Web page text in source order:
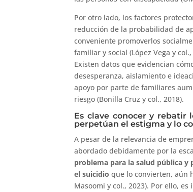
Por otro lado, los factores
reducción de la probabilidad de
conveniente promoverlos
familiar y social (López Vega y
Existen datos que evidencian
desesperanza, aislamiento e
apoyo por parte de familiares
riesgo (Bonilla Cruz y col., 2018).
Es clave conocer y rebatir
perpetúan el estigma y lo
A pesar de la relevancia de
abordado debidamente por la
problema para la salud pública y
el suicidio que lo convierten, aún
Masoomi y col., 2023). Por ello,